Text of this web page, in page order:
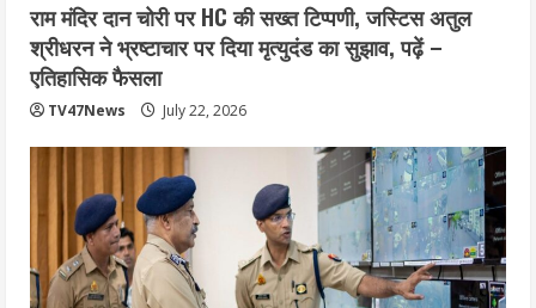
राम मंदिर दान चोरी पर HC की सख्त टिप्पणी, जस्टिस अतुल
श्रीधरन ने भ्रष्टाचार पर द‍िया मृत्युदंड का सुझाव, पढ़ें –
एत‍िहास‍िक फैसला
TV47News July 22, 2026